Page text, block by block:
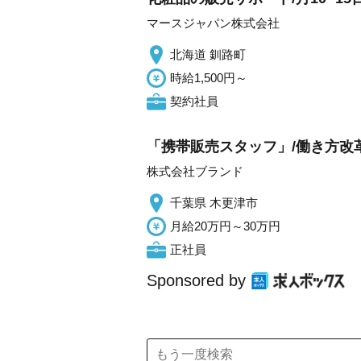
マースジャパン株式会社
北海道 釧路町
時給1,500円～
契約社員
「携帯販売スタッフ」/働き方改
株式会社ブランド
千葉県 木更津市
月給20万円～30万円
正社員
Sponsored by